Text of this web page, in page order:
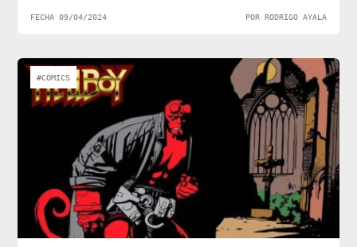
FECHA 09/04/2024 POR RODRIGO AYALA
#CÓMICS